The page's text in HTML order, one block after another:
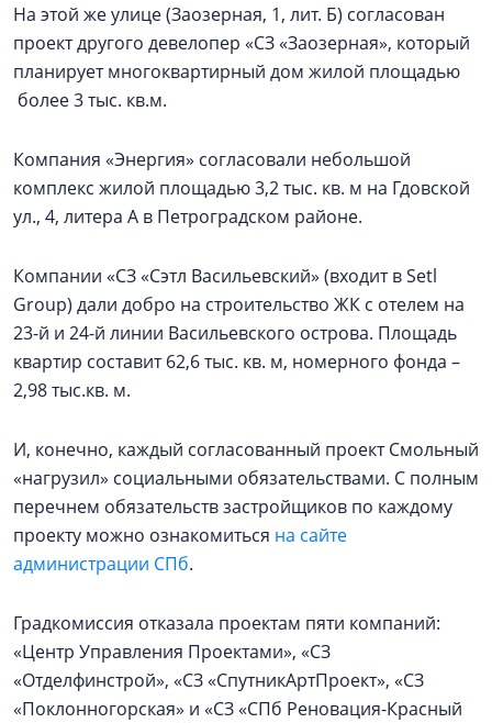
На этой же улице (Заозерная, 1, лит. Б) согласован
проект другого девелопер «СЗ «Заозерная», который
планирует многоквартирный дом жилой площадью
более 3 тыс. кв.м.
Компания «Энергия» согласовали небольшой
комплекс жилой площадью 3,2 тыс. кв. м на Гдовской
ул., 4, литера А в Петроградском районе.
Компании «СЗ «Сэтл Васильевский» (входит в Setl
Group) дали добро на строительство ЖК с отелем на
23-й и 24-й линии Васильевского острова. Площадь
квартир составит 62,6 тыс. кв. м, номерного фонда –
2,98 тыс.кв. м.
И, конечно, каждый согласованный проект Смольный
«нагрузил» социальными обязательствами. С полным
перечнем обязательств застройщиков по каждому
проекту можно ознакомиться на сайте
администрации СПб.
Градкомиссия отказала проектам пяти компаний:
«Центр Управления Проектами», «СЗ
«Отделфинстрой», «СЗ «СпутникАртПроект», «СЗ
«Поклонногорская» и «СЗ «СПб Реновация-Красный